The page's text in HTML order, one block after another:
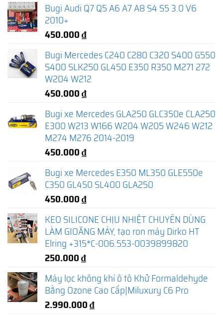
Bugi Audi Q7 Q5 A6 A7 A8 S4 S5 3.0 V6
2010+
450.000₫
Bugi Mercedes C240 C280 C320 S400 G550
S400 SLK250 GL450 E350 R350 M271 272
W204 W212
450.000₫
Bugi xe Mercedes GLA250 GLC350e CLA250
E300 W213 W166 W204 W205 W246 W212
M274 M276 2014-2019
450.000₫
Bugi xe Mercedes E350 ML350 GLE550e
C350 GL450 SL400 GLA250
450.000₫
KEO SILICONE CHỊU NHIỆT CHUYÊN DÙNG
LÀM GIOĂNG MÁY, tạo ron máy Dirko HT
Elring +315*C-006.553-0039899820
250.000₫
Máy lọc không khí ô tô Khử Formaldehyde
Bằng Ozone Cao Cấp|Miluxury C6 Pro
2.990.000₫